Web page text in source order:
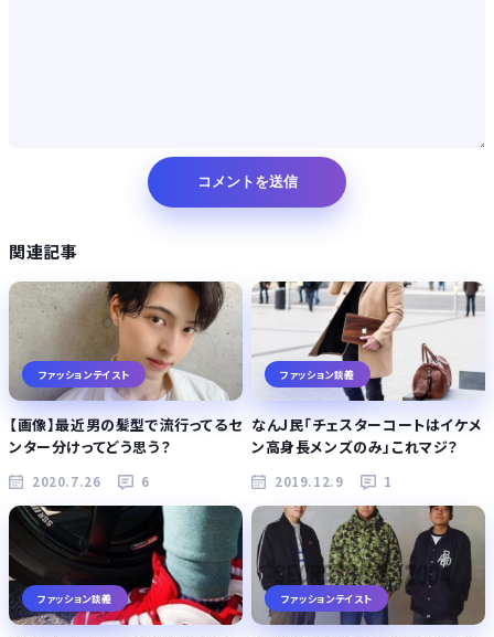
関連記事
ファッションテイスト
【画像】最近男の髪型で流行ってるセ
ンター分けってどう思う？
2020.7.26 6
ファッション談義
なんJ民「チェスターコートはイケメ
ン高身長メンズのみ」これマジ？
2019.12.9 1
ファッション談義 ファッションテイスト